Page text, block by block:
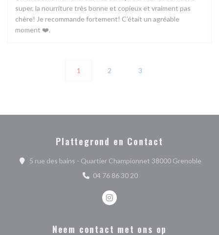
super, la nourriture très bonne et copieux et vraiment pas
chère! Je recommande fortement! C’était un agréable
moment ❤️.
1 2 3
Plattegrond en Contact
5 rue des bains - Quartier Championnet 38000 Grenoble
04 76 86 30 20
Instagram ((opent in een nieuw
Neem contact met ons op